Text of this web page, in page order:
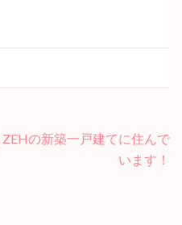
ZEHの新築一戸建てに住んで
います！